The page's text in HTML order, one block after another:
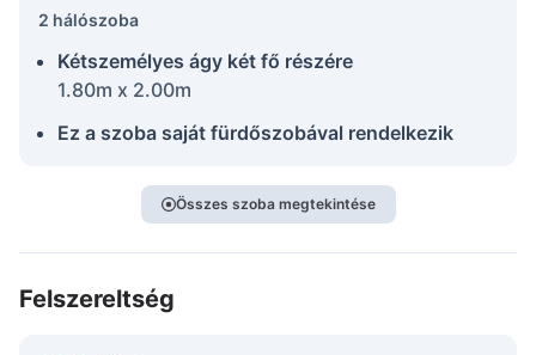
2 hálószoba
Kétszemélyes ágy két fő részére
1.80m x 2.00m
Ez a szoba saját fürdőszobával rendelkezik
Összes szoba megtekintése
Felszereltség